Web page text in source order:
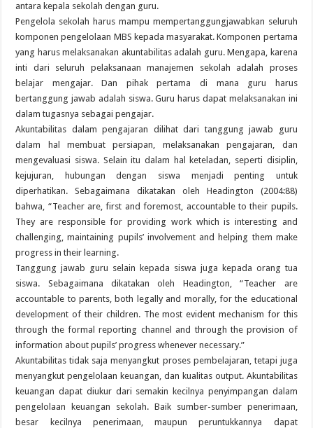
antara kepala sekolah dengan guru.
Pengelola sekolah harus mampu mempertanggungjawabkan seluruh
komponen pengelolaan MBS kepada masyarakat. Komponen pertama
yang harus melaksanakan akuntabilitas adalah guru. Mengapa, karena
inti dari seluruh pelaksanaan manajemen sekolah adalah proses
belajar mengajar. Dan pihak pertama di mana guru harus
bertanggung jawab adalah siswa. Guru harus dapat melaksanakan ini
dalam tugasnya sebagai pengajar.
Akuntabilitas dalam pengajaran dilihat dari tanggung jawab guru
dalam hal membuat persiapan, melaksanakan pengajaran, dan
mengevaluasi siswa. Selain itu dalam hal keteladan, seperti disiplin,
kejujuran, hubungan dengan siswa menjadi penting untuk
diperhatikan. Sebagaimana dikatakan oleh Headington (2004:88)
bahwa, “Teacher are, first and foremost, accountable to their pupils.
They are responsible for providing work which is interesting and
challenging, maintaining pupils’ involvement and helping them make
progress in their learning.
Tanggung jawab guru selain kepada siswa juga kepada orang tua
siswa. Sebagaimana dikatakan oleh Headington, “Teacher are
accountable to parents, both legally and morally, for the educational
development of their children. The most evident mechanism for this
through the formal reporting channel and through the provision of
information about pupils’ progress whenever necessary.”
Akuntabilitas tidak saja menyangkut proses pembelajaran, tetapi juga
menyangkut pengelolaan keuangan, dan kualitas output. Akuntabilitas
keuangan dapat diukur dari semakin kecilnya penyimpangan dalam
pengelolaan keuangan sekolah. Baik sumber-sumber penerimaan,
besar kecilnya penerimaan, maupun peruntukkannya dapat